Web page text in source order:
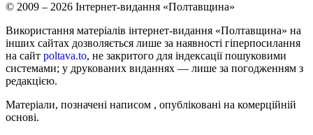
© 2009 – 2026 Інтернет-видання «Полтавщина»
Використання матеріалів інтернет-видання «Полтавщина» на
інших сайтах дозволяється лише за наявності гіперпосилання
на сайт poltava.to, не закритого для індексації пошуковими
системами; у друкованих виданнях — лише за погодженням з
редакцією.
Матеріали, позначені написом , опубліковані на комерційній
основі.